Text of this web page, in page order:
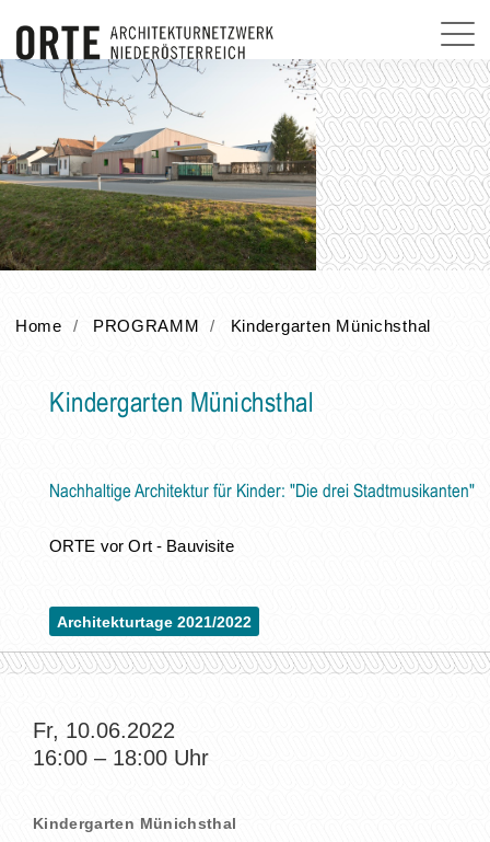
Home PROGRAMM Kindergarten Münichsthal
Kindergarten Münichsthal
Nachhaltige Architektur für Kinder: "Die drei Stadtmusikanten"
ORTE vor Ort - Bauvisite
Architekturtage 2021/2022
Fr, 10.06.2022
16:00 – 18:00 Uhr
Kindergarten Münichsthal